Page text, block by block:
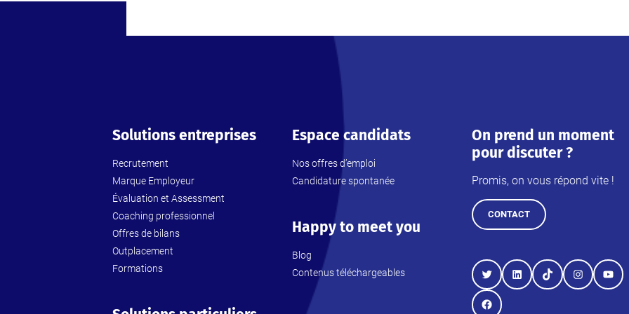
Solutions entreprises
Recrutement
Marque Employeur
Évaluation et Assessment
Coaching professionnel
Offres de bilans
Outplacement
Formations
Espace candidats
Nos offres d’emploi
Candidature spontanée
Happy to meet you
Blog
Contenus téléchargeables
On prend un moment
pour discuter ?
Promis, on vous répond vite !
CONTACT
TwitterLinkedInTikTokInstagram